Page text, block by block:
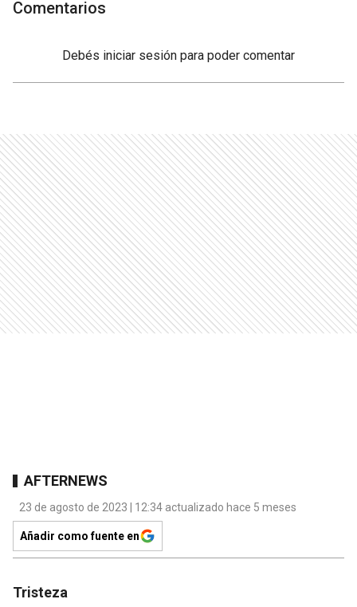
Comentarios
Debés iniciar sesión para poder comentar
AFTERNEWS
23 de agosto de 2023 | 12:34 actualizado hace 5 meses
Añadir como fuente en
Tristeza